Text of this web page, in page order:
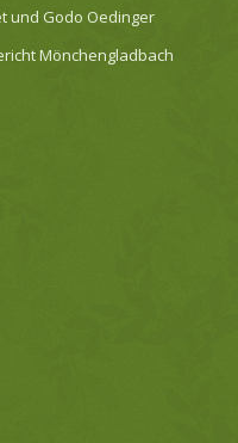
und Godo Oedinger
Mönchengladbach